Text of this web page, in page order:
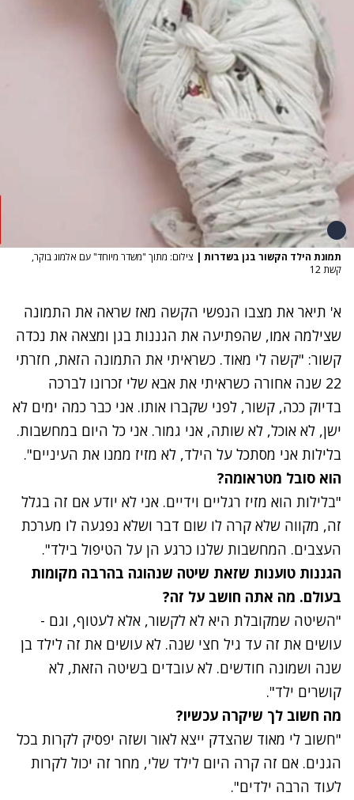
תמונת הילד הקשור בגן בשדרות | צילום: מתוך "משדר מיוחד" עם אלמוג בוקר,
קשת 12
א' תיאר את מצבו הנפשי הקשה מאז שראה את התמונה
שצילמה אמו, שהפתיעה את הגננות בגן ומצאה את נכדה
קשור: "קשה לי מאוד. כשראיתי את התמונה הזאת, חזרתי
22 שנה אחורה כשראיתי את אבא שלי זכרונו לברכה
בדיוק ככה, קשור, לפני שקברו אותו. אני כבר כמה ימים לא
ישן, לא אוכל, לא שותה, אני גמור. אני כל היום במחשבות.
בלילות אני מסתכל על הילד, לא מזיז ממנו את העיניים".
הוא סובל מטראומה?
"בלילות הוא מזיז רגליים וידיים. אני לא יודע אם זה בגלל
זה, מקווה שלא קרה לו שום דבר ושלא נפגעה לו מערכת
העצבים. המחשבות שלנו כרגע הן על הטיפול בילד".
הגננות טוענות שזאת שיטה שנהוגה בהרבה מקומות
בעולם. מה אתה חושב על זה?
"השיטה שמקובלת היא לא לקשור, אלא לעטוף, וגם -
עושים את זה עד גיל חצי שנה. לא עושים את זה לילד בן
שנה ושמונה חודשים. לא עובדים בשיטה הזאת, לא
קושרים ילד".
מה חשוב לך שיקרה עכשיו?
"חשוב לי מאוד שהצדק ייצא לאור ושזה יפסיק לקרות בכל
הגנים. אם זה קרה היום לילד שלי, מחר זה יכול לקרות
לעוד הרבה ילדים".